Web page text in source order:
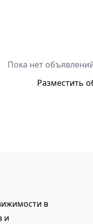
Пока нет
Разместить
в
и